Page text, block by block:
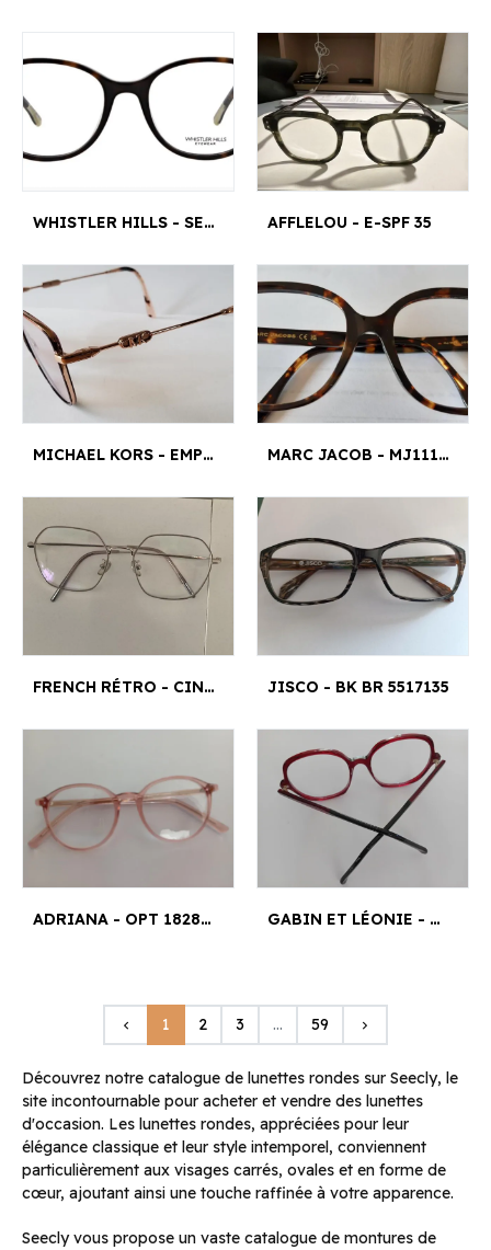
WHISTLER HILLS - SEA TO SKY 01 T50 18-140 HAUTEUR 41 MM ¤18 MM AFFLELOU - E-SPF 35
MICHAEL KORS - EMPIRE SQUARE 3 - MK3065J 1108 MARC JACOB - MJ1115 55¤19
FRENCH RÉTRO - CINDY M 5754 19-143 JISCO - BK BR 5517135
ADRIANA - OPT 18284918145 4.5¤ GABIN ET LÉONIE - GL 2102 51 1 17 140 0821
keyboard_arrow_left Précédent
1 2 3 … 59 keyboard_arrow_right
Découvrez notre catalogue de lunettes rondes sur Seecly, le
site incontournable pour acheter et vendre des lunettes
d'occasion. Les lunettes rondes, appréciées pour leur
élégance classique et leur style intemporel, conviennent
particulièrement aux visages carrés, ovales et en forme de
cœur, ajoutant ainsi une touche raffinée à votre apparence.
Seecly vous propose un vaste catalogue de montures de